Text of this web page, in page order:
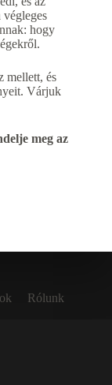
végleges
hogy
mellett, és
Várjuk
meg az
Rólunk